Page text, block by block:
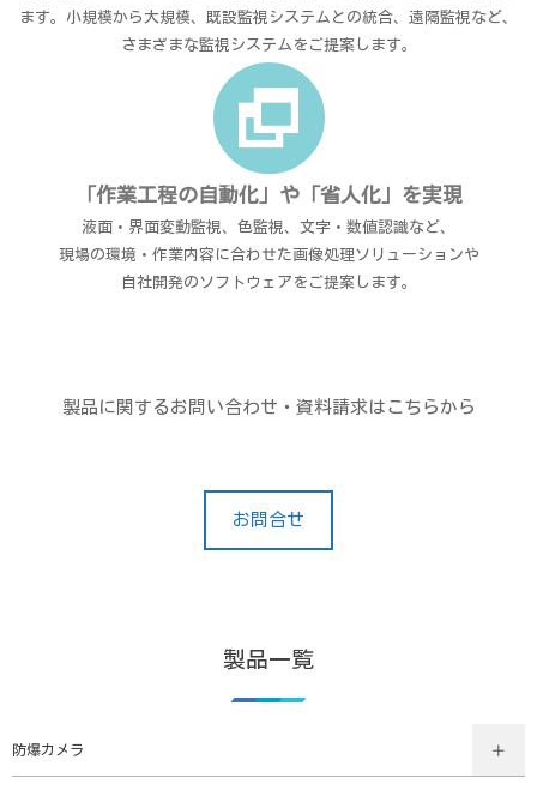
ます。小規模から大規模、既設監視システムとの統合、遠隔監視など、
さまざまな監視システムをご提案します。
「作業工程の自動化」や「省人化」を実現
液面・界面変動監視、色監視、文字・数値認識など、
現場の環境・作業内容に合わせた画像処理ソリューションや
自社開発のソフトウェアをご提案します。
製品に関するお問い合わせ・資料請求はこちらから
お問合せ
製品一覧
防爆カメラ